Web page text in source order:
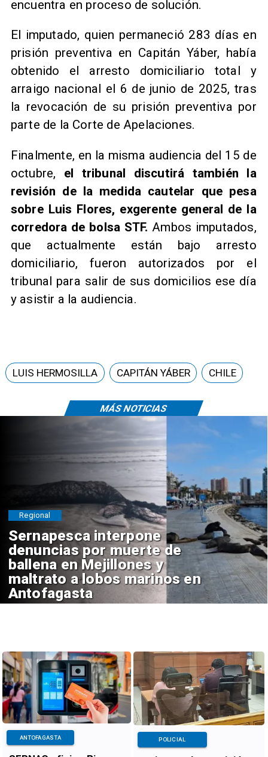
encuentra en proceso de solución.
El imputado, quien permaneció 283 días en
prisión preventiva en Capitán Yáber, había
obtenido el arresto domiciliario total y
arraigo nacional el 6 de junio de 2025, tras
la revocación de su prisión preventiva por
parte de la Corte de Apelaciones.
Finalmente, en la misma audiencia del 15 de
octubre, el tribunal discutirá también la
revisión de la medida cautelar que pesa
sobre Luis Flores, exgerente general de la
corredora de bolsa STF. Ambos imputados,
que actualmente están bajo arresto
domiciliario, fueron autorizados por el
tribunal para salir de sus domicilios ese día
y asistir a la audiencia.
MÁS NOTICIAS
LUIS HERMOSILLA CAPITÁN YÁBER CHILE
Sernapesca interpone
denuncias por muerte de
ballena en Mejillones y
maltrato a lobos marinos en
Antofagasta
Regional
ANTOFAGASTA POLICIAL